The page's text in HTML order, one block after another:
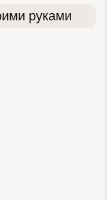
руками